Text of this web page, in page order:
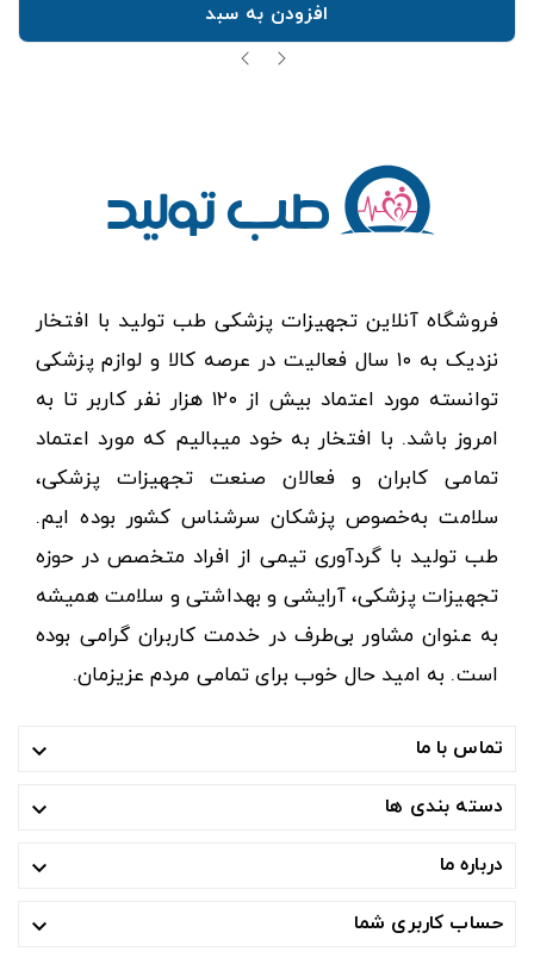
افزودن به سبد
فروشگاه آنلاین تجهیزات پزشکی طب تولید با افتخار
نزدیک به ۱۰ سال فعالیت در عرصه کالا و لوازم پزشکی
توانسته مورد اعتماد بیش از ۱۲۰ هزار نفر کاربر تا به
امروز باشد. با افتخار به خود میبالیم که مورد اعتماد
تمامی کابران و فعالان صنعت تجهیزات پزشکی،
سلامت به‌خصوص پزشکان سرشناس کشور بوده ایم.
طب تولید با گردآوری تیمی از افراد متخصص در حوزه
تجهیزات پزشکی، آرایشی و بهداشتی و سلامت همیشه
به عنوان مشاور بی‌طرف در خدمت کاربران گرامی بوده
است. به امید حال خوب برای تمامی مردم عزیزمان.
تماس با ما 
دسته بندی ها 
درباره ما 
حساب کاربری شما 